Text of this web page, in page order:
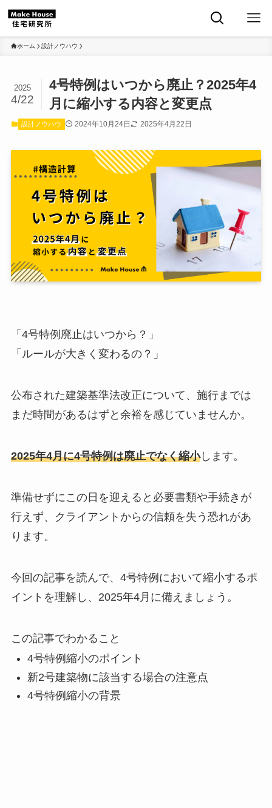
ホーム 設計ノウハウ
4号特例はいつから廃止？2025年4
月に縮小する内容と変更点
2025
4/22
設計ノウハウ 2024年10月24日 2025年4月22日
「4号特例廃止はいつから？」
「ルールが大きく変わるの？」
公布された建築基準法改正について、施行までは
まだ時間があるはずと余裕を感じていませんか。
2025年4月に4号特例は廃止でなく縮小します。
準備せずにこの日を迎えると必要書類や手続きが
行えず、クライアントからの信頼を失う恐れがあ
ります。
今回の記事を読んで、4号特例において縮小するポ
イントを理解し、2025年4月に備えましょう。
この記事でわかること
4号特例縮小のポイント
新2号建築物に該当する場合の注意点
4号特例縮小の背景